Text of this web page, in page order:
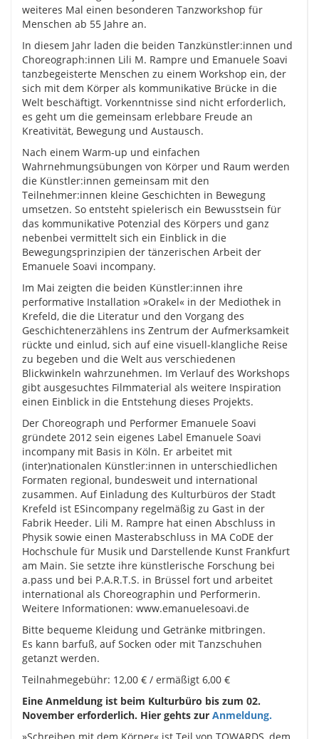
weiteres Mal einen besonderen Tanzworkshop für
Menschen ab 55 Jahre an.
In diesem Jahr laden die beiden Tanzkünstler:innen und
Choreograph:innen Lili M. Rampre und Emanuele Soavi
tanzbegeisterte Menschen zu einem Workshop ein, der
sich mit dem Körper als kommunikative Brücke in die
Welt beschäftigt. Vorkenntnisse sind nicht erforderlich,
es geht um die gemeinsam erlebbare Freude an
Kreativität, Bewegung und Austausch.
Nach einem Warm-up und einfachen
Wahrnehmungsübungen von Körper und Raum werden
die Künstler:innen gemeinsam mit den
Teilnehmer:innen kleine Geschichten in Bewegung
umsetzen. So entsteht spielerisch ein Bewusstsein für
das kommunikative Potenzial des Körpers und ganz
nebenbei vermittelt sich ein Einblick in die
Bewegungsprinzipien der tänzerischen Arbeit der
Emanuele Soavi incompany.
Im Mai zeigten die beiden Künstler:innen ihre
performative Installation »Orakel« in der Mediothek in
Krefeld, die die Literatur und den Vorgang des
Geschichtenerzählens ins Zentrum der Aufmerksamkeit
rückte und einlud, sich auf eine visuell-klangliche Reise
zu begeben und die Welt aus verschiedenen
Blickwinkeln wahrzunehmen. Im Verlauf des Workshops
gibt ausgesuchtes Filmmaterial als weitere Inspiration
einen Einblick in die Entstehung dieses Projekts.
Der Choreograph und Performer Emanuele Soavi
gründete 2012 sein eigenes Label Emanuele Soavi
incompany mit Basis in Köln. Er arbeitet mit
(inter)nationalen Künstler:innen in unterschiedlichen
Formaten regional, bundesweit und international
zusammen. Auf Einladung des Kulturbüros der Stadt
Krefeld ist ESincompany regelmäßig zu Gast in der
Fabrik Heeder. Lili M. Rampre hat einen Abschluss in
Physik sowie einen Masterabschluss in MA CoDE der
Hochschule für Musik und Darstellende Kunst Frankfurt
am Main. Sie setzte ihre künstlerische Forschung bei
a.pass und bei P.A.R.T.S. in Brüssel fort und arbeitet
international als Choreographin und Performerin.
Weitere Informationen: www.emanuelesoavi.de
Bitte bequeme Kleidung und Getränke mitbringen.
Es kann barfuß, auf Socken oder mit Tanzschuhen
getanzt werden.
Teilnahmegebühr: 12,00 € / ermäßigt 6,00 €
Eine Anmeldung ist beim Kulturbüro bis zum 02.
November erforderlich. Hier gehts zur Anmeldung.
»Schreiben mit dem Körper« ist Teil von TOWARDS, dem